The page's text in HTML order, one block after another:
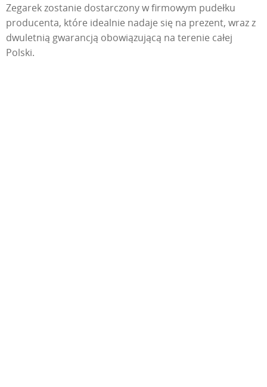
Zegarek zostanie dostarczony w firmowym pudełku
producenta, które idealnie nadaje się na prezent, wraz z
dwuletnią gwarancją obowiązującą na terenie całej
Polski.